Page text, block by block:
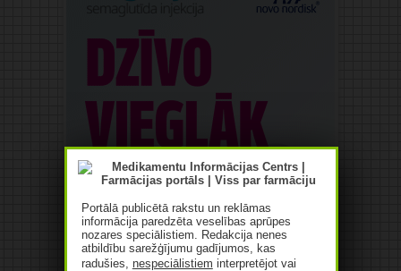
Portālā publicētā rakstu un reklāmas
informācija paredzēta veselības aprūpes
nozares speciālistiem. Redakcija nenes
atbildību sarežģījumu gadījumos, kas
radušies, nespeciālistiem interpretējot vai